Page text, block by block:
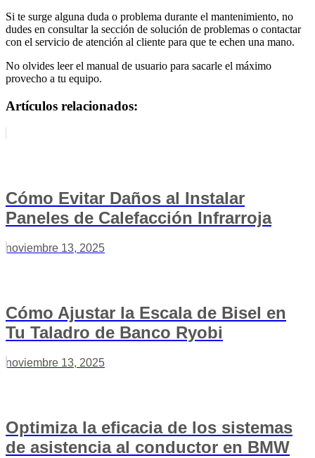
Si te surge alguna duda o problema durante el mantenimiento, no
dudes en consultar la sección de solución de problemas o contactar
con el servicio de atención al cliente para que te echen una mano.
No olvides leer el manual de usuario para sacarle el máximo
provecho a tu equipo.
Artículos relacionados:
Cómo Evitar Daños al Instalar
Paneles de Calefacción Infrarroja
noviembre 13, 2025
Cómo Ajustar la Escala de Bisel en
Tu Taladro de Banco Ryobi
noviembre 13, 2025
Optimiza la eficacia de los sistemas
de asistencia al conductor en BMW